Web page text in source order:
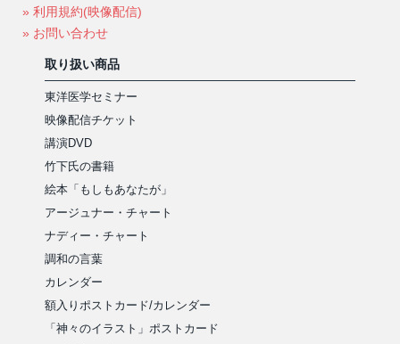
» 利用規約(映像配信)
» お問い合わせ
取り扱い商品
東洋医学セミナー
映像配信チケット
講演DVD
竹下氏の書籍
絵本「もしもあなたが」
アージュナー・チャート
ナディー・チャート
調和の言葉
カレンダー
額入りポストカード/カレンダー
「神々のイラスト」ポストカード